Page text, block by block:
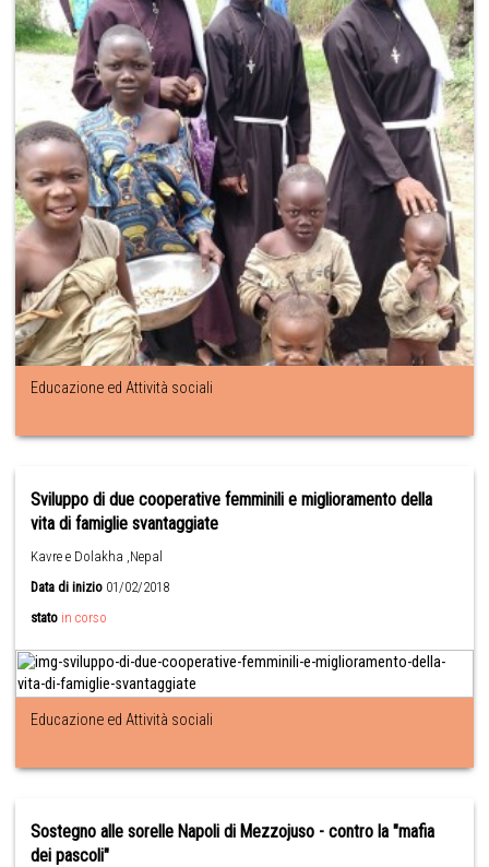
Educazione ed Attività sociali
Sviluppo di due cooperative femminili e miglioramento della
vita di famiglie svantaggiate
Kavre e Dolakha ,Nepal
Data di inizio 01/02/2018
stato in corso
Educazione ed Attività sociali
Sostegno alle sorelle Napoli di Mezzojuso - contro la "mafia
dei pascoli"